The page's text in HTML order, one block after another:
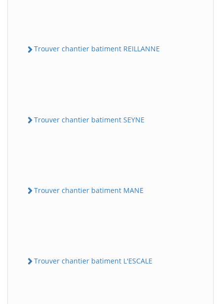
Trouver chantier batiment REILLANNE
Trouver chantier batiment SEYNE
Trouver chantier batiment MANE
Trouver chantier batiment L'ESCALE